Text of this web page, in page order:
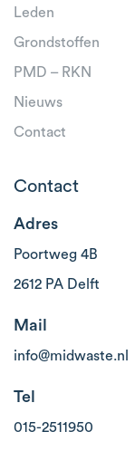
Leden
Grondstoffen
PMD – RKN
Nieuws
Contact
Contact
Adres
Poortweg 4B
2612 PA Delft
Mail
info@midwaste.nl
Tel
015-2511950